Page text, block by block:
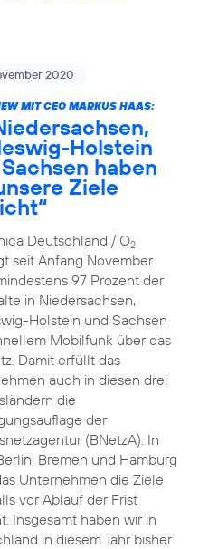
2020
MIT CEO MARKUS HAAS:
Holstein
haben
Ziele
Deutschland / O2
seit Anfang November
97 Prozent der
in Niedersachsen,
Holstein und Sachsen
Mobilfunk über das
Damit erfüllt das
auch in diesen drei
die
der
(BNetzA). In
Bremen und Hamburg
Unternehmen die Ziele
vor Ablauf der Frist
Insgesamt haben wir in
in diesem Jahr bisher